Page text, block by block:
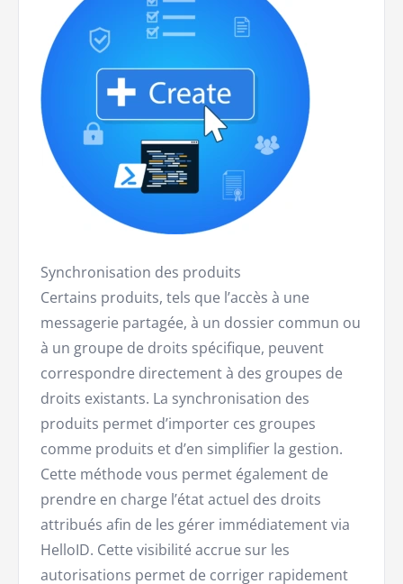
Synchronisation des produits
Certains produits, tels que l’accès à une
messagerie partagée, à un dossier commun ou
à un groupe de droits spécifique, peuvent
correspondre directement à des groupes de
droits existants. La synchronisation des
produits permet d’importer ces groupes
comme produits et d’en simplifier la gestion.
Cette méthode vous permet également de
prendre en charge l’état actuel des droits
attribués afin de les gérer immédiatement via
HelloID. Cette visibilité accrue sur les
autorisations permet de corriger rapidement